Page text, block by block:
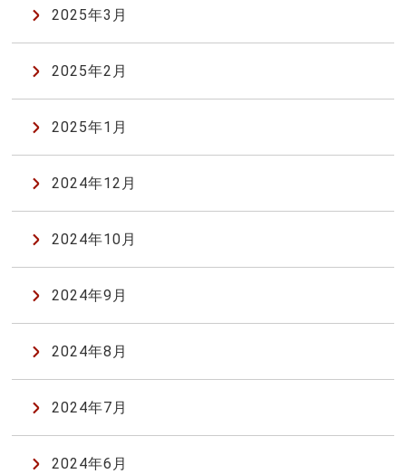
2025年3月
2025年2月
2025年1月
2024年12月
2024年10月
2024年9月
2024年8月
2024年7月
2024年6月